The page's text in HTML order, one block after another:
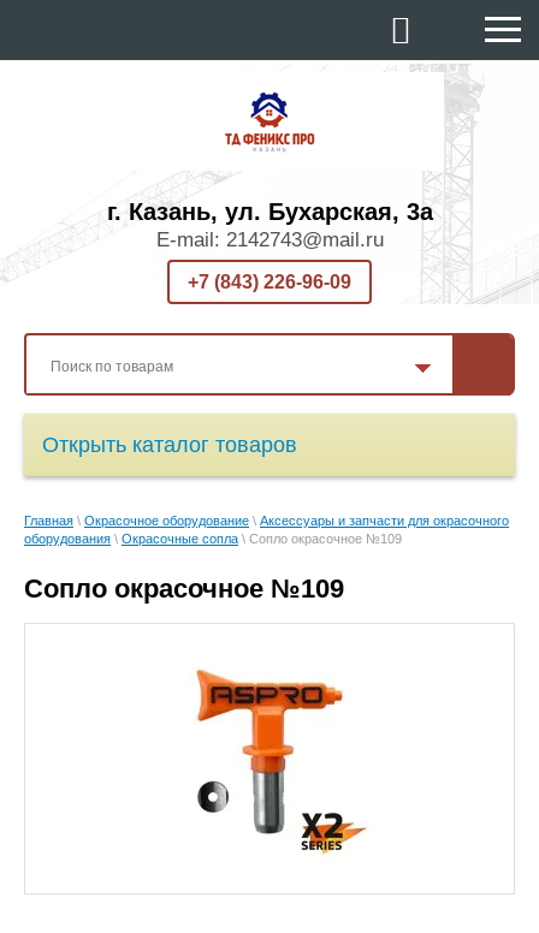
г. Казань, ул. Бухарская, 3а
E-mail: 2142743@mail.ru
+7 (843) 226-96-09
Открыть каталог товаров
Главная \ Окрасочное оборудование \ Аксессуары и запчасти для окрасочного
оборудования \ Окрасочные сопла \ Сопло окрасочное №109
Сопло окрасочное №109